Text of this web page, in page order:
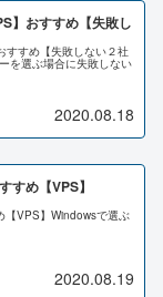
】おすすめ【失敗し
すすめ【失敗しない２社
を選ぶ場合に失敗しない
2020.08.18
め【VPS】
VPS】Windowsで選ぶ
2020.08.19